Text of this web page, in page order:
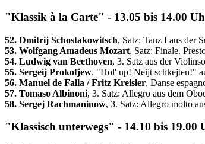
"Klassik à la Carte" - 13.05 bis 14.00
52. Dmitrij Schostakowitsch, Satz: Tanz I aus der
53. Wolfgang Amadeus Mozart, Satz: Finale.
54. Ludwig van Beethoven, 3. Satz aus der
55. Sergeij Prokofjew, "Hol' up! Neijt schkejten!"
56. Manuel de Falla / Fritz Kreisler, Danse
57. Tomaso Albinoni, 3. Satz: Allegro aus dem
58. Sergej Rachmaninow, 3. Satz: Allegro molto
"Klassisch unterwegs" - 14.10 bis 19.00